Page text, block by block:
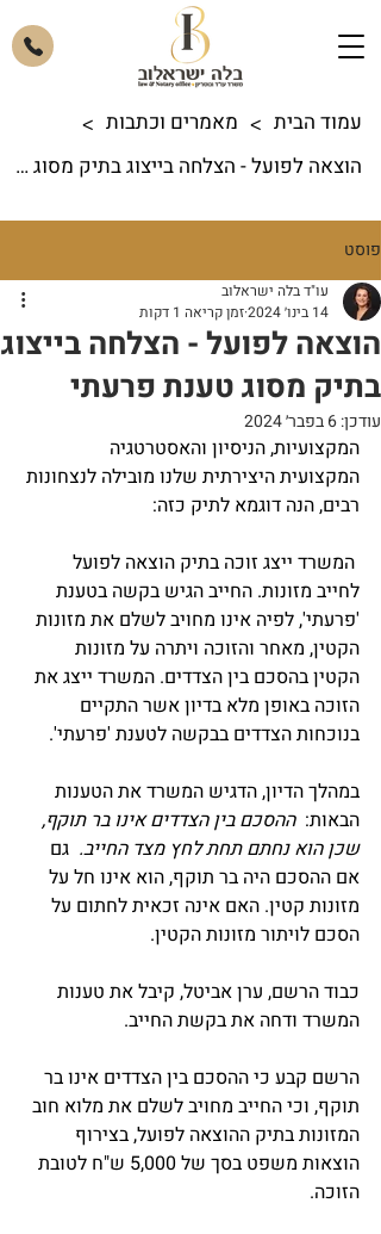
עמוד הבית > מאמרים וכתבות >
הוצאה לפועל - הצלחה בייצוג בתיק מסוג טענת פרעתי
פוסט
הוצאה לפועל - הצלחה בייצוג
בתיק מסוג טענת פרעתי
עו"ד בלה ישראלוב
14 בינו׳ 2024
זמן קריאה 1 דקות
עודכן:6 בפבר׳ 2024
המקצועיות, הניסיון והאסטרטגיה
המקצועית היצירתית שלנו מובילה לנצחונות
רבים, הנה דוגמא לתיק כזה:
המשרד ייצג זוכה בתיק הוצאה לפועל
לחייב מזונות. החייב הגיש בקשה בטענת
'פרעתי', לפיה אינו מחויב לשלם את מזונות
הקטין, מאחר והזוכה ויתרה על מזונות
הקטין בהסכם בין הצדדים. המשרד ייצג את
הזוכה באופן מלא בדיון אשר התקיים
בנוכחות הצדדים בבקשה לטענת 'פרעתי'.
במהלך הדיון, הדגיש המשרד את הטענות
הבאות: ההסכם בין הצדדים אינו בר תוקף,
שכן הוא נחתם תחת לחץ מצד החייב. גם
אם ההסכם היה בר תוקף, הוא אינו חל על
מזונות קטין. האם אינה זכאית לחתום על
הסכם לויתור מזונות הקטין.
כבוד הרשם, ערן אביטל, קיבל את טענות
המשרד ודחה את בקשת החייב.
הרשם קבע כי ההסכם בין הצדדים אינו בר
תוקף, וכי החייב מחויב לשלם את מלוא חוב
המזונות בתיק ההוצאה לפועל, בצירוף
הוצאות משפט בסך של 5,000 ש"ח לטובת
הזוכה.